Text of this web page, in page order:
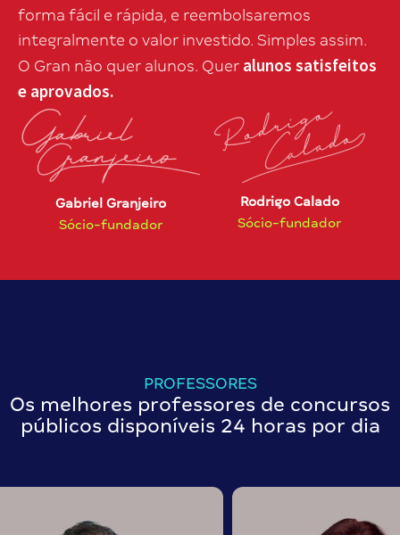
forma fácil e rápida, e reembolsaremos
integralmente o valor investido. Simples assim.
O Gran não quer alunos. Quer alunos satisfeitos
e aprovados.
Gabriel Granjeiro
Sócio-fundador
Rodrigo Calado
Sócio-fundador
PROFESSORES
Os melhores professores de concursos
públicos disponíveis 24 horas por dia